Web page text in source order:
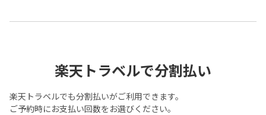
楽天トラベルで分割払い
楽天トラベルでも分割払いがご利用できます。
ご予約時にお支払い回数をお選びください。